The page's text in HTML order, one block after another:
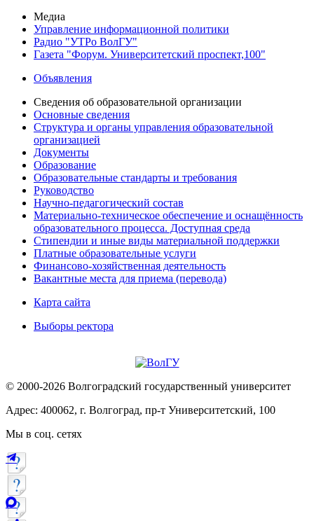
Медиа
Управление информационной политики
Радио "УТРо ВолГУ"
Газета "Форум. Университетский проспект,100"
Объявления
Сведения об образовательной организации
Основные сведения
Структура и органы управления образовательной
организацией
Документы
Образование
Образовательные стандарты и требования
Руководство
Научно-педагогический состав
Материально-техническое обеспечение и оснащённость
образовательного процесса. Доступная среда
Стипендии и иные виды материальной поддержки
Платные образовательные услуги
Финансово-хозяйственная деятельность
Вакантные места для приема (перевода)
Карта сайта
Выборы ректора
© 2000-2026 Волгоградский государственный университет
Адрес: 400062, г. Волгоград, пр-т Университетский, 100
Мы в соц. сетях